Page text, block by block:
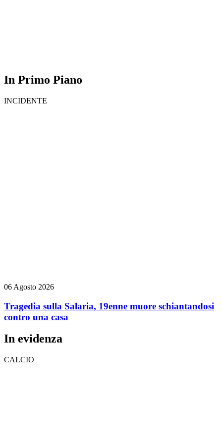
In Primo Piano
INCIDENTE
06 Agosto 2026
Tragedia sulla Salaria, 19enne muore schiantandosi
contro una casa
In evidenza
CALCIO